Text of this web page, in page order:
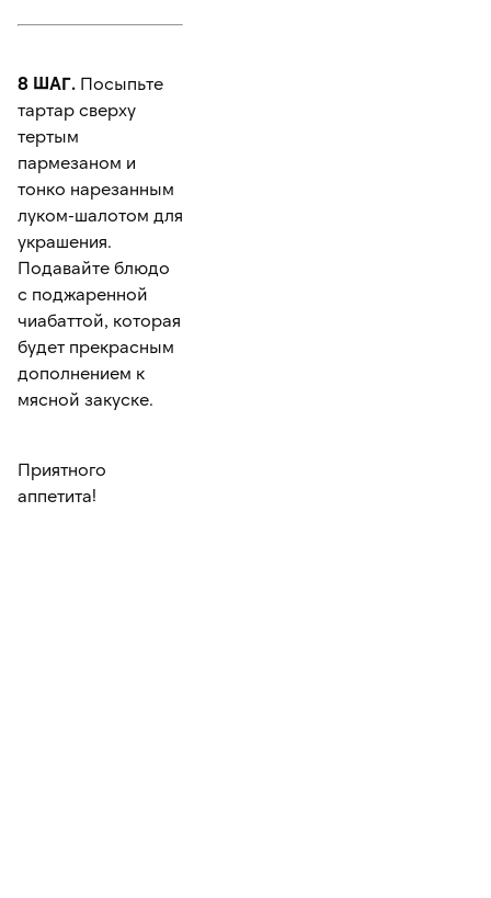
8 ШАГ. Посыпьте
тартар сверху
тертым
пармезаном и
тонко нарезанным
луком-шалотом для
украшения.
Подавайте блюдо
с поджаренной
чиабаттой, которая
будет прекрасным
дополнением к
мясной закуске.
Приятного
аппетита!